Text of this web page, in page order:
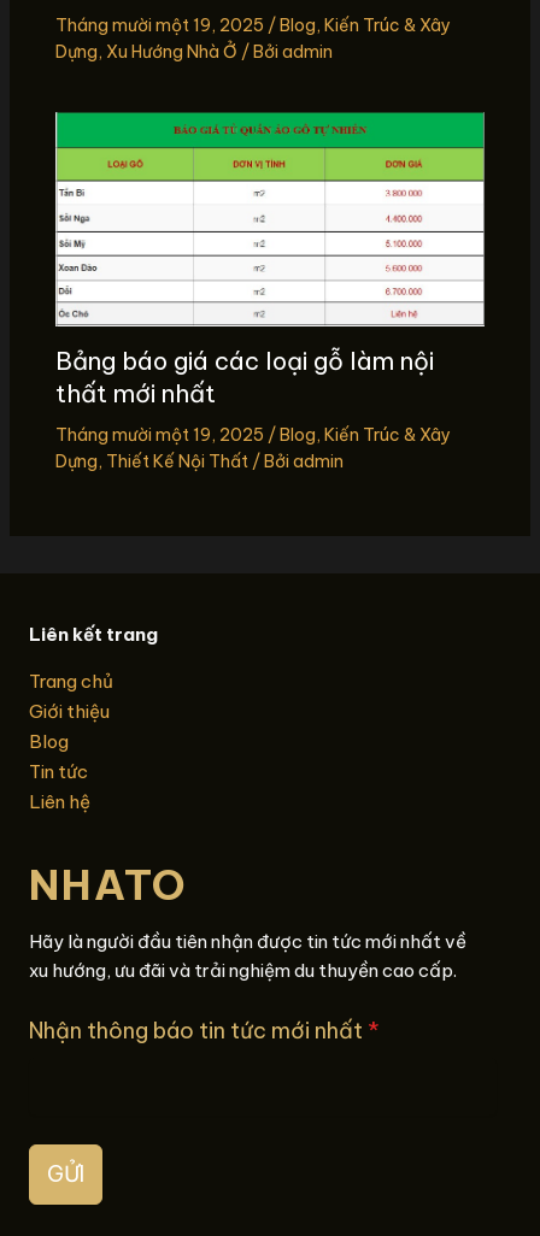
Tháng mười một 19, 2025 /Blog, Kiến Trúc & Xây
Dựng, Xu Hướng Nhà Ở / Bởi admin
Bảng báo giá các loại gỗ làm nội
thất mới nhất
Tháng mười một 19, 2025 /Blog, Kiến Trúc & Xây
Dựng, Thiết Kế Nội Thất/ Bởi admin
Liên kết trang
Trang chủ
Giới thiệu
Blog
Tin tức
Liên hệ
NHATO
Hãy là người đầu tiên nhận được tin tức mới nhất về
xu hướng, ưu đãi và trải nghiệm du thuyền cao cấp.
Nhận thông báo tin tức mới nhất *
GỬI